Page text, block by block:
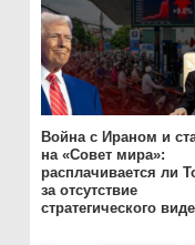
Война с Ираном и
на «Совет мира»:
расплачивается ли
за отсутствие
стратегического